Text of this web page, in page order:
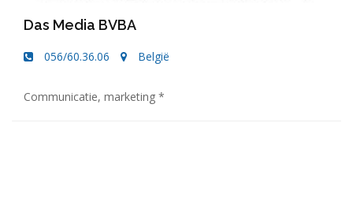
Das Media BVBA
056/60.36.06 België
Communicatie, marketing *